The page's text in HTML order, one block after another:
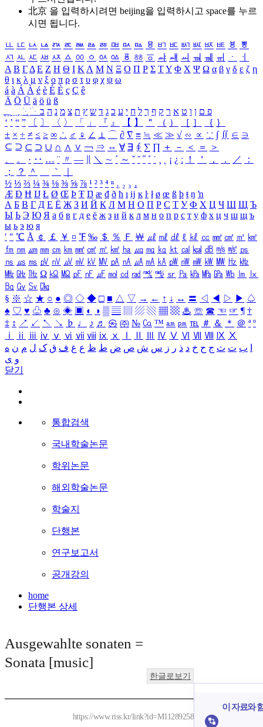
北京 을 입력하시려면 beijing을 입력하시고 space를 누르
시면 됩니다.
ㅥ ㅦ ㅧ ㅨ ㅩ ㅪ ㅫ ㅬ ㅭ ㅮ ㅯ ㅰ ㅱ ㅲ ㅳ ㅴ ㅵ ㅶ ㅷ ㅸ
ㅹ
ㅺ ㅻ ㅼ ㅽ ㅾ ㅿ ㆀ ㆁ ㆂ ㆃ ㆄ ㆅ ㆆ ㆇ ㆈ ㆉ ㆊ ㆋ ㆌ ㆍ
ㆎ
Α Β ΓΔ Ε Ζ Η Θ Ι ΚΛ Μ Ν Ξ Ο Π Ρ Σ ΤΥ Φ Χ Ψ Ω α β γ δ ε ζ η
θ ι κ λ μ ν ξ ο π ρ σ τ υ φ χ ψ ω
á à Á À é è É È ç Ç ê
Ä Ö Ü ä ö ü ß
ִֶֹ ֻּ ׁׂ פ ם ן ו ט א ר ק ף ך ל ח י ע כ ג ד ש ץ ת צ מ נ ה ב
‘ ’ “ ” 〔 〕 〈 〉 「 」 『 』 【 】 ＂ （ ） ［ ］ ｛ ｝
± × ÷ ≠ ≤ ≥ ∞ ∴ ♂ ♀ ∠ ⊥ ⌒ ∂ ∇ ≡ ≒ ≪ ≫ √ ∽ ∝ ∵ ∫ ∬ ∈ ∋
⊆ ⊇ ⊂ ⊃ ∪ ∩ ∧ ∨ ￢ ⇒ ⇔ ∀ ∃ ∮ ∑ ∏ ＋ － ＜ ＝
＞
、
。 · ‥ … ¨ 〃 ― ＼ ∼ ´ ～ ˇ ˘ ˝ ˚ ˙ ¸ ¡ ¿ ː ！ ＇ ， ． ／
：
；
？ ＾ ｀
½ ⅓ ⅔ ¼ ¾ ⅛ ⅜ ⅝ ⅞ ¹ ² ³ ⁴ ⁿ ₁ ₂ ₃ ₄
Æ Ð Ħ Ĳ Ł Ø Œ Þ Ŧ Ŋ æ đ ð ħ ı ĳ ĸ ŀ ł ø œ ß þ ŧ ŋ ŉ
А Б В Г Д Е Ё Ж З И Й К Л М Н О П Р С Т У Ф Х Ц Ч Ш Щ Ъ
Ы Ь Э Ю Я а б в г д е ё ж з и й к л м н о п р с т у ф х ц ч ш щ ъ
ы ь э ю я
′ ″ ℃ Å ￠ ￡ ￥ ¤ ℉ ‰ ＄ ％ Ｆ ￦ ㎕ ㎖ ㎗ ℓ ㎘ ㏄ ㎣ ㎤ ㎥ ㎦
㎙ ㎚ ㎛ ㎜ ㎝ ㎞ ㎟ ㎠ ㎡ ㎢ ㏊ ㎍ ㎎ ㎏ ㏏ ㎈ ㎉ ㏈ ㎧ ㎨ ㎰
㎱ ㎲ ㎳ ㎴ ㎵ ㎶ ㎷ ㎸ ㎹ ㎀ ㎁ ㎂ ㎃ ㎄ ㎺ ㎻ ㎽ ㎾ ㎿ ㎐ ㎑
㎒ ㎓ ㎔ Ω ㏀ ㏁ ㎊ ㎋ ㎌ ㏖ ㏅ ㎭ ㎮ ㎯ ㏛ ㎩ ㎪ ㎫ ㎬ ㏝ ㏐
㏓
㏃ ㏉ ㏜ ㏆
§ ※ ☆ ★ ○ ● ◎ ◇ ◆ □ ■ △ ▽ → ← ↑ ↓ ↔ 〓 ◁ ◀ ▷ ▶ ♤
♠ ♡ ♥ ♧ ♣ ⊙ ◈ ▣ ◐ ◑ ▒ ▤ ▨ ▧ ▦ ▩ ♨ ☏ ☎ ☜ ☞ ¶ †
‡ ↕ ↗ ↙ ↖ ↘ ♭ ♩ ♪ ♬ ㉿ ㈜ № ㏇ ™ ㏂ ㏘ ℡ ＃ ＆ ＊ ＠ ª º
ⅰ
ⅱ ⅲ ⅳ ⅴ ⅵ ⅶ ⅷ ⅸ ⅹ Ⅳ Ⅴ Ⅵ Ⅶ Ⅷ Ⅸ Ⅹ
ب ت ث ج ح خ د ذ ر ز س ش ص ض ط ظ ع غ ف ق ک ل م ن ه
و ی
닫기
통합검색
국내학술논문
학위논문
해외학술논문
학술지
단행본
연구보고서
공개강의
home
단행본 상세
Ausgewahlte sonaten =
Sonata [music]
한글로보기
https://www.riss.kr/link?id=M11289258
이 자료와